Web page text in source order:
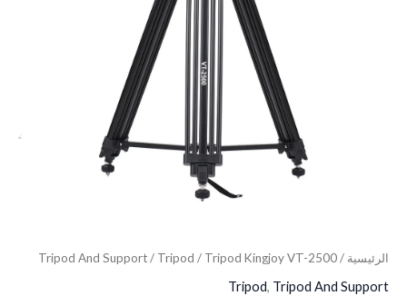
الرئيسية /
Tripod And Support/ Tripod / Tripod Kingjoy VT-2500
Tripod, Tripod And Support